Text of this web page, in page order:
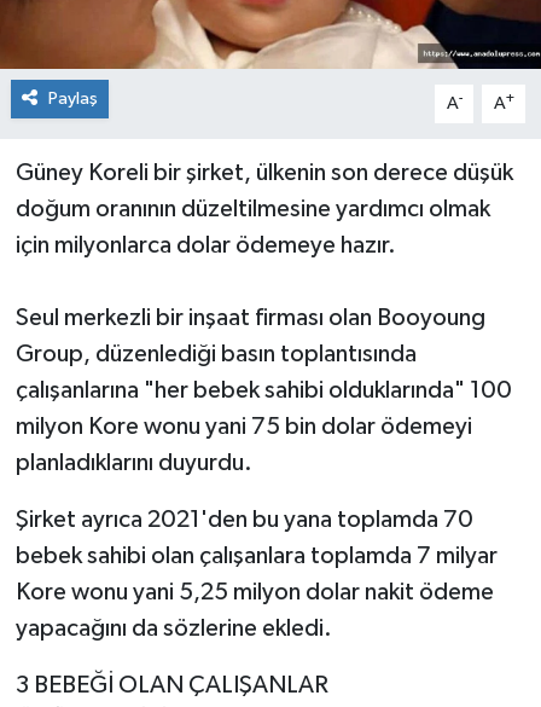
Paylaş A- A+
Güney Koreli bir şirket, ülkenin son derece düşük
doğum oranının düzeltilmesine yardımcı olmak
için milyonlarca dolar ödemeye hazır.
Seul merkezli bir inşaat firması olan Booyoung
Group, düzenlediği basın toplantısında
çalışanlarına "her bebek sahibi olduklarında" 100
milyon Kore wonu yani 75 bin dolar ödemeyi
planladıklarını duyurdu.
Şirket ayrıca 2021'den bu yana toplamda 70
bebek sahibi olan çalışanlara toplamda 7 milyar
Kore wonu yani 5,25 milyon dolar nakit ödeme
yapacağını da sözlerine ekledi.
3 BEBEĞİ OLAN ÇALIŞANLAR